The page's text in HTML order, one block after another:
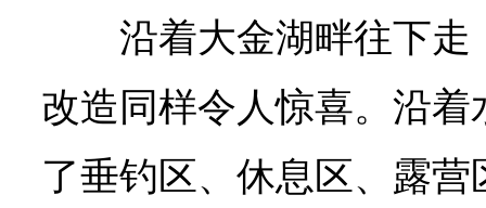
沿着大金湖畔往下
改造同样令人惊喜。沿
了垂钓区、休息区、露